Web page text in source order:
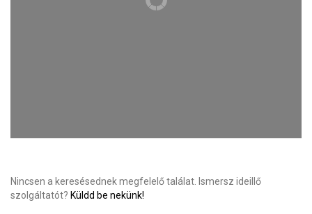
Nincsen a keresésednek megfelelő találat. Ismersz ideillő
szolgáltatót? Küldd be nekünk!